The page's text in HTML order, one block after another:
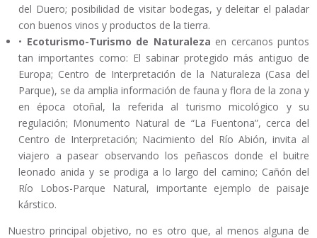
del Duero; posibilidad de visitar bodegas, y deleitar el paladar
con buenos vinos y productos de la tierra.
• Ecoturismo-Turismo de Naturaleza en cercanos puntos
tan importantes como: El sabinar protegido más antiguo de
Europa; Centro de Interpretación de la Naturaleza (Casa del
Parque), se da amplia información de fauna y flora de la zona y
en época otoñal, la referida al turismo micológico y su
regulación; Monumento Natural de “La Fuentona”, cerca del
Centro de Interpretación; Nacimiento del Río Abión, invita al
viajero a pasear observando los peñascos donde el buitre
leonado anida y se prodiga a lo largo del camino; Cañón del
Río Lobos-Parque Natural, importante ejemplo de paisaje
kárstico.
Nuestro principal objetivo, no es otro que, al menos alguna de